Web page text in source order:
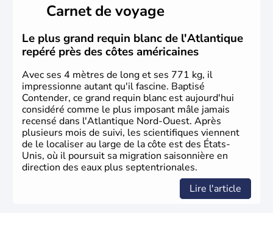
Plusieurs populations se sont succédées avant l'arrivée
des européens, suite à la découverte du continent par
Christophe Colomb en 1492. Les 13 colonies
britanniques proclament la Déclaration d'indépendance
en 1776 et adoptent leur première constitution en 1787.
La conquête de l'Ouest marque ensuite l'entrée dans une
phase de développement intense.
Carnet de voyage
Le plus grand requin blanc de l'Atlantique
repéré près des côtes américaines
Avec ses 4 mètres de long et ses 771 kg, il
impressionne autant qu'il fascine. Baptisé
Contender, ce grand requin blanc est aujourd'hui
considéré comme le plus imposant mâle jamais
recensé dans l'Atlantique Nord-Ouest. Après
plusieurs mois de suivi, les scientifiques viennent
de le localiser au large de la côte est des États-
Unis, où il poursuit sa migration saisonnière en
direction des eaux plus septentrionales.
Lire l'article